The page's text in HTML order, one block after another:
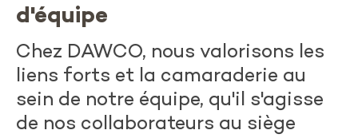
d'équipe
Chez DAWCO, nous valorisons les
liens forts et la camaraderie au
sein de notre équipe, qu'il s'agisse
de nos collaborateurs au siège